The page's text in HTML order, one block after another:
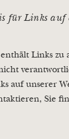
für Links auf
Links zu
auf unserer
Sie